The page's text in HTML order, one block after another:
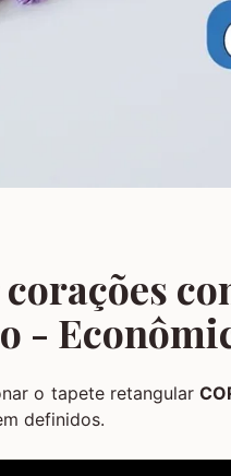
-
o tapete retangular
definidos.